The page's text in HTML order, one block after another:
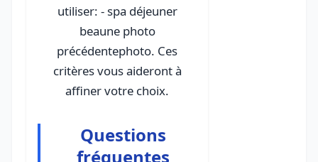
utiliser: - spa déjeuner
beaune photo
précédentephoto. Ces
critères vous aideront à
affiner votre choix.
Questions
fréquentes